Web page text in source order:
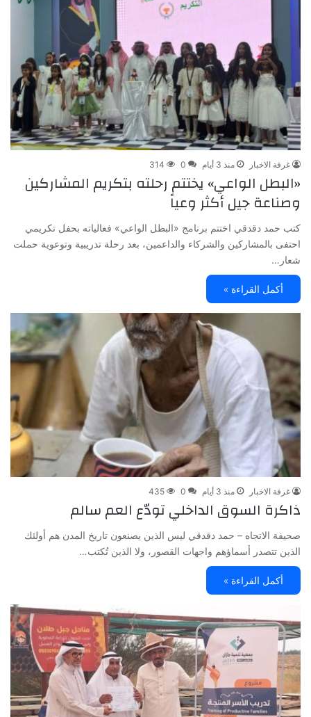
غرفة الاخبار منذ 3 أيام 0
314
«البطل الواعي» يختتم رحلته بتكريم المشاركين
وصناعة جيل أكثر وعياً
كتب حمد دقدقي اختتم برنامج «البطل الواعي» فعالياته بحفل تكريمي
احتفى بالمشاركين والشركاء والداعمين، بعد رحلة تدريبية وتوعوية حملت
شعار…
أكمل القراءة »
غرفة الاخبار منذ 3 أيام 0
435
ذاكرة السوق الداخلي تودّع العم سالم
صحيفة الاتجاه – حمد دقدقي ليس الذين يصنعون تاريخ المدن هم أولئك
الذين تتصدر أسماؤهم واجهات القصور، ولا الذين تُكتب…
أكمل القراءة »